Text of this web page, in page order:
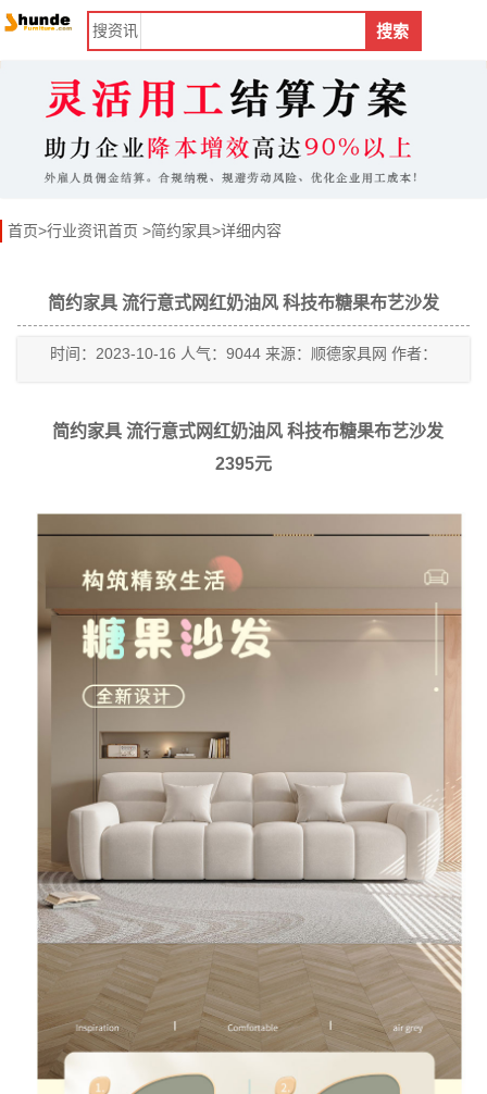
搜资讯 搜索
首页>行业资讯首页 >简约家具>详细内容
简约家具 流行意式网红奶油风 科技布糖果布艺沙发
时间：2023-10-16 人气：9044 来源：顺德家具网 作者：
简约家具 流行意式网红奶油风 科技布糖果布艺沙发
2395元